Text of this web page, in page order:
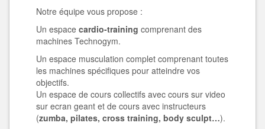
Notre équipe vous propose :
Un espace cardio-training comprenant des
machines Technogym.
Un espace musculation complet comprenant toutes
les machines spécifiques pour atteindre vos
objectifs.
Un espace de cours collectifs avec cours sur video
sur ecran geant et de cours avec instructeurs
(zumba, pilates, cross training, body sculpt…).